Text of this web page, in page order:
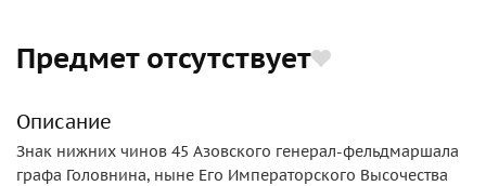
Предмет отсутствует
Описание
Знак нижних чинов 45 Азовского генерал-фельдмаршала
графа Головнина, ныне Его Императорского Высочества